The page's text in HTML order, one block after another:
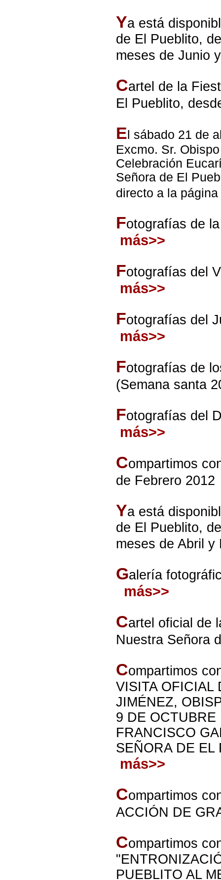
Ya está
de El Pueblito,
meses de Junio
Cartel de la
El Pueblito,
E l sábado 21 de
Excmo. Sr.
Celebración
Señora de El
directo a la
Fotografías de
más>>
Fotografías del
más>>
Fotografías del
más>>
Fotografías de
(Semana santa
Fotografías del
más>>
Compartimos
de Febrero 2012
Ya está
de El Pueblito,
meses de Abril y
Galería
más>>
Cartel oficial de
Nuestra Señora
Compartimos
VISITA OFICIAL
JIMÉNEZ,
9 DE OCTUBRE
FRANCISCO
SEÑORA DE EL
más>>
Compartimos
ACCIÓN DE
Compartimos
"E
PUEBLITO AL